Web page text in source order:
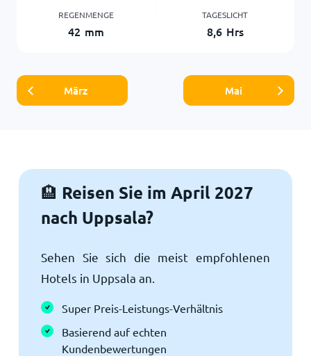
REGENMENGE
42 mm
TAGESLICHT
8,6 Hrs
März Mai
🏨 Reisen Sie im April 2027
nach Uppsala?
Sehen Sie sich die meist empfohlenen
Hotels in Uppsala an.
Super Preis-Leistungs-Verhältnis
Basierend auf echten
Kundenbewertungen